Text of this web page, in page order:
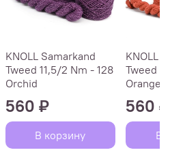
KNOLL Samarkand
Tweed 11,5/2 Nm - 128
Orchid
560 ₽
В корзину
KNOLL
Tweed
Orange
560 ₽
В